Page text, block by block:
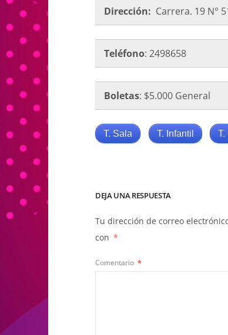
Dirección: Carrera. 19 N°
Teléfono: 2498658
Boletas: $5.000 General
T. Sala T. Infantil T.
DEJA UNA RESPUESTA
Tu dirección de correo
con *
Comentario *